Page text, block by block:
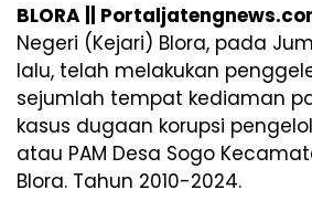
BLORA ||
Negeri (Kejari) Blora, pada
lalu, telah melakukan
sejumlah tempat kediaman
kasus dugaan korupsi
atau PAM Desa Sogo
Blora. Tahun 2010-2024.